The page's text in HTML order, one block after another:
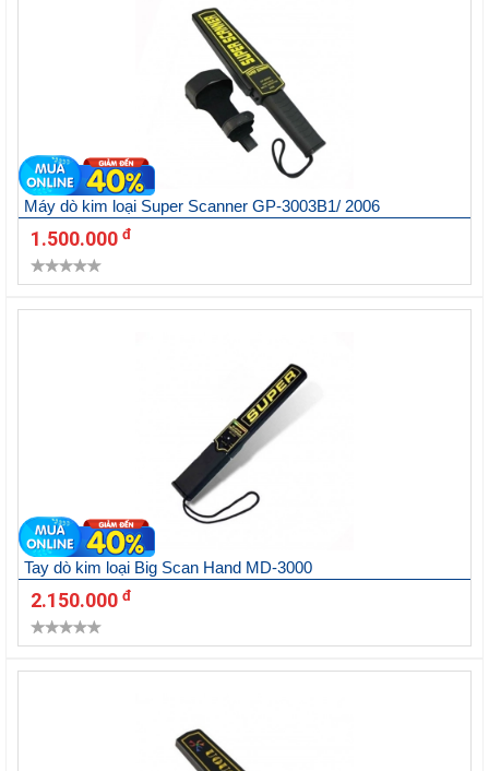
Máy dò kim loại Super Scanner GP-3003B1/ 2006
1.500.000 đ
Tay dò kim loại Big Scan Hand MD-3000
2.150.000 đ